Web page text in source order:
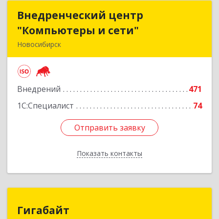
Внедренческий центр
"Компьютеры и сети"
Новосибирск
Внедрений
471
1С:Специалист
74
Отправить заявку
Показать контакты
Внедренческий центр
"Компьютеры и сети"
Подробнее
Отправить заявку
Назад
Гигабайт